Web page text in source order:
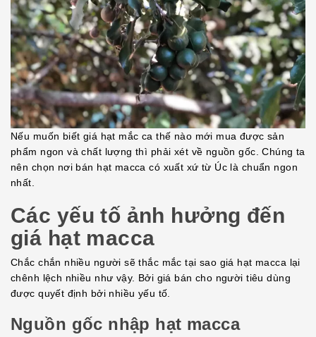
Nếu muốn biết giá hạt mắc ca thế nào mới mua được sản
phẩm ngon và chất lượng thì phải xét về nguồn gốc. Chúng ta
nên chọn nơi bán hạt macca có xuất xứ từ Úc là chuẩn ngon
nhất.
Các yếu tố ảnh hưởng đến
giá hạt macca
Chắc chắn nhiều người sẽ thắc mắc tại sao giá hạt macca lại
chênh lệch nhiều như vậy. Bởi giá bán cho người tiêu dùng
được quyết định bởi nhiều yếu tố.
Nguồn gốc nhập hạt macca